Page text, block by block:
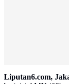
Liputan6.com,